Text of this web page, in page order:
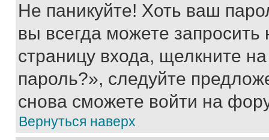
Не паникуйте! Хоть ваш
вы всегда можете
страницу входа, щелкните
пароль?», следуйте
снова сможете войти на
Вернуться наверх